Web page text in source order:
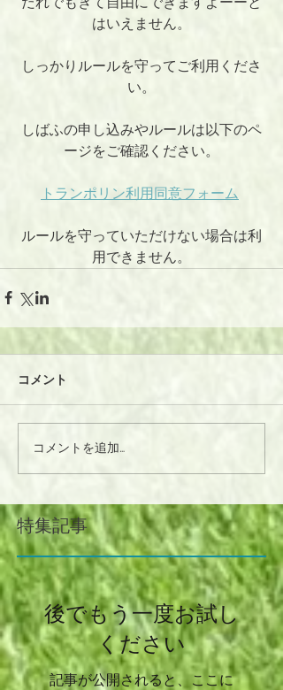
はいえません。
しっかりルールを守ってご利用くださ
い。
しばふの申し込みやルールは以下のペ
ージをご確認ください。
トランポリン利用同意フォーム
ルールを守っていただけない場合は利
用できません。
コメント
コメントを追加…
特集記事
後でもう一度お試し
ください
記事が公開されると、ここに